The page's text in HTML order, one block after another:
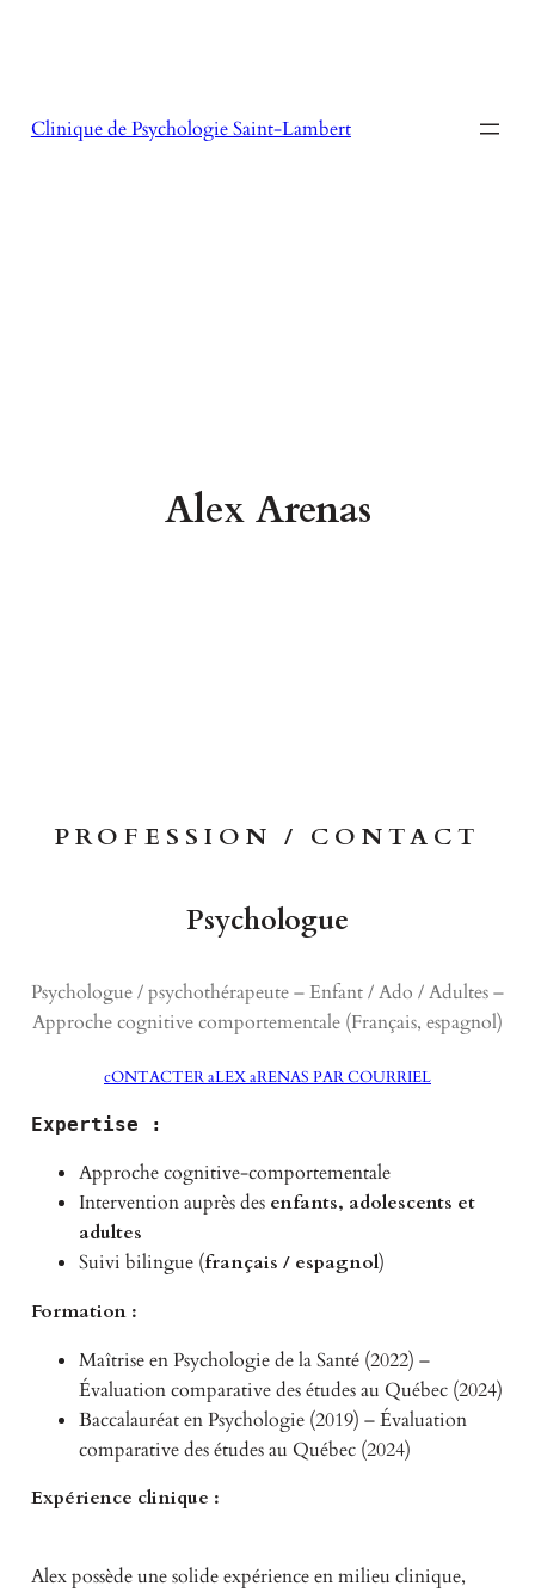
Clinique de Psychologie Saint-Lambert
Alex Arenas
PROFESSION / CONTACT
Psychologue
Psychologue / psychothérapeute – Enfant / Ado / Adultes –
Approche cognitive comportementale (Français, espagnol)
cONTACTER aLEX aRENAS PAR COURRIEL
Expertise :
Approche cognitive-comportementale
Intervention auprès des enfants, adolescents et
adultes
Suivi bilingue (français / espagnol)
Formation :
Maîtrise en Psychologie de la Santé (2022) –
Évaluation comparative des études au Québec (2024)
Baccalauréat en Psychologie (2019) – Évaluation
comparative des études au Québec (2024)
Expérience clinique :
Alex possède une solide expérience en milieu clinique,